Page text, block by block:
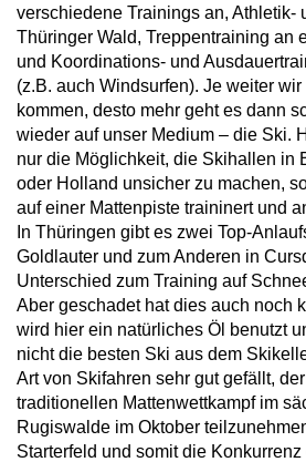
verschiedene Trainings an, Athletik-
Thüringer Wald, Treppentraining an
und Koordinations- und
(z.B. auch Windsurfen). Je weiter
kommen, desto mehr geht es dann
wieder auf unser Medium – die Ski.
nur die Möglichkeit, die Skihallen in
oder Holland unsicher zu machen,
auf einer Mattenpiste traininert und
In Thüringen gibt es zwei Top-
Goldlauter und zum Anderen in
Unterschied zum Training auf
Aber geschadet hat dies auch noch
wird hier ein natürliches Öl benutzt
nicht die besten Ski aus dem
Art von Skifahren sehr gut gefällt,
traditionellen Mattenwettkampf im
Rugiswalde im Oktober
Starterfeld und somit die